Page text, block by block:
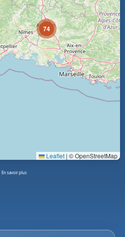
74
Leaflet | © OpenStreetMap
En savoir plus